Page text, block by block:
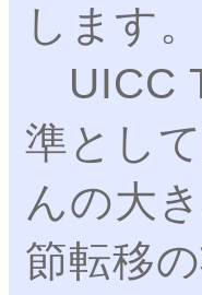
します。
UICC
準とし
んの大
節転移